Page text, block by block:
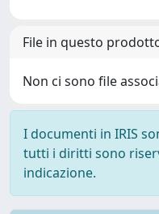
File in questo
Non ci sono file
I documenti in IRIS
tutti i diritti sono
indicazione.